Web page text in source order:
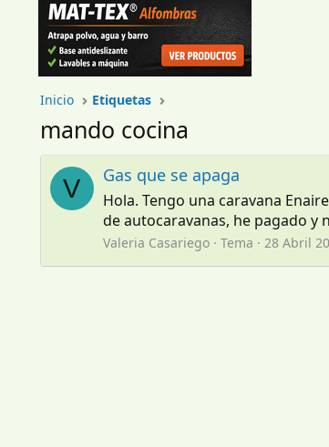
Inicio Etiquetas
mando cocina
V Gas que se apaga
Hola. Tengo una caravana
de autocaravanas, he pagado y
Valeria Casariego Tema 28 Abril